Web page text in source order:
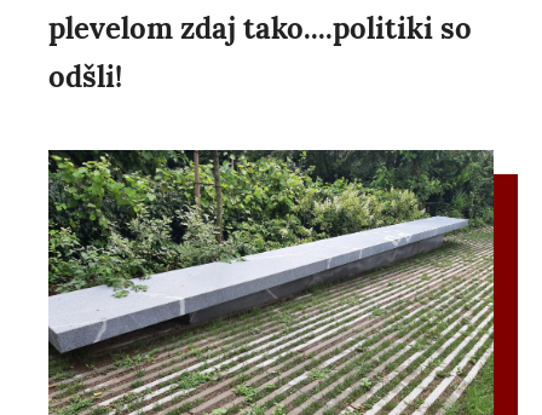
plevelom zdaj tako....politiki so
odšli!